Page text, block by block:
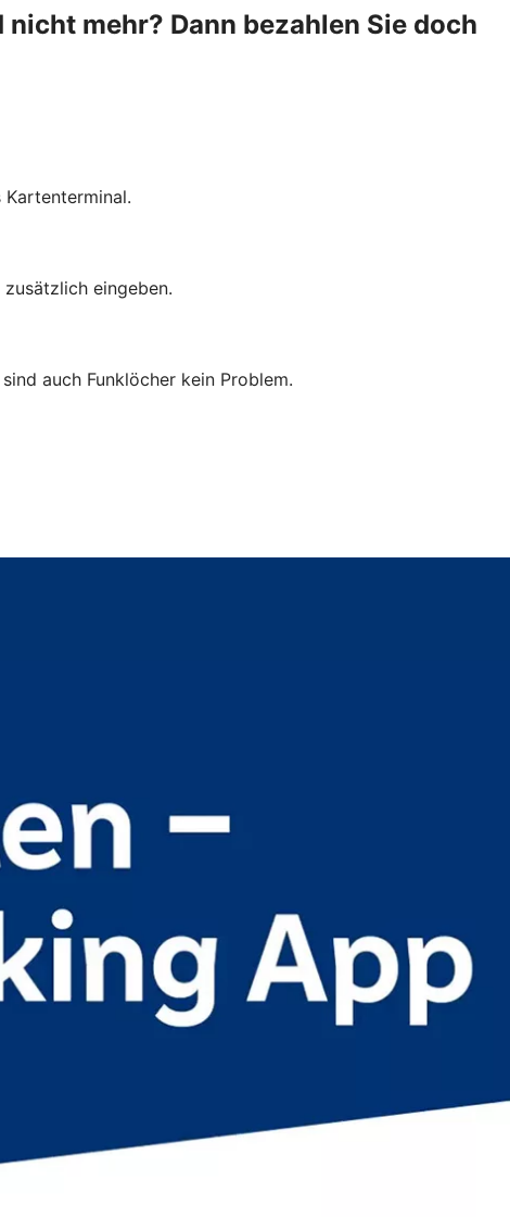
mehr? Dann bezahlen Sie doch
Kartenterminal.
eingeben.
auch Funklöcher kein Problem.